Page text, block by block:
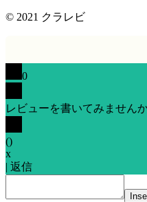
© 2021 クラレビ
0
レビューを書いてみません
()
x
| 返信